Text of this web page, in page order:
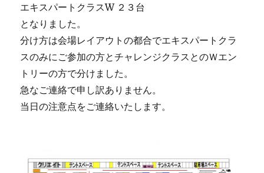
エキスパートクラスW ２３台
となりました。
分け方は会場レイアウトの都合でエキスパートクラ
スのみにご参加の方とチャレンジクラスとのＷエン
トリーの方で分けました。
急なご連絡で申し訳ありません。
当日の注意点をご連絡いたします。